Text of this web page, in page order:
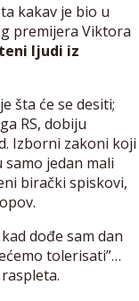
kakav je bio u
premijera Viktora
ljudi iz
šta će se desiti;
RS, dobiju
Izborni zakoni koji
jedan mali
birački spiskovi,
dođe sam dan
tolerisati”…